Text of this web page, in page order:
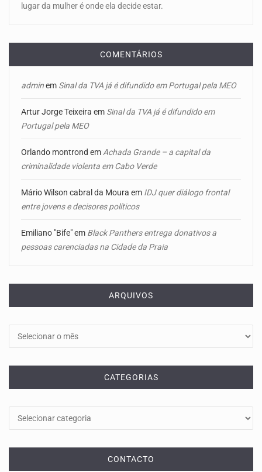
lugar da mulher é onde ela decide estar.
COMENTÁRIOS
adminem Sinal da TVA já é difundido em Portugal pela MEO
Artur Jorge Teixeira em Sinal da TVA já é difundido em
Portugal pela MEO
Orlando montrond em Achada Grande – a capital da
criminalidade violenta em Cabo Verde
Mário Wilson cabral da Moura em IDJ quer diálogo frontal
entre jovens e decisores políticos
Emiliano "Bife"em Black Panthers entrega donativos a
pessoas carenciadas na Cidade da Praia
ARQUIVOS
CATEGORIAS
CONTACTO